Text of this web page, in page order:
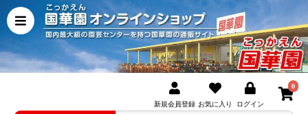
新規会員登録 お気に入り ログイン
0